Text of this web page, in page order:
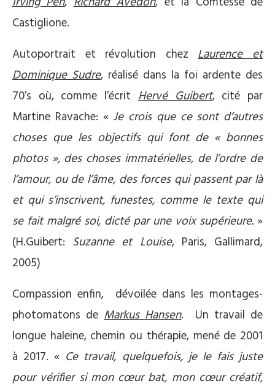
Castiglione.
Autoportrait et révolution chezLaurence et
Dominique Sudre, réalisé dans la foi ardente des
70’s où, comme l’écritHervé Guibert, cité par
Martine Ravache: «Je crois que ce sont d’autres
choses que les objectifs qui font de « bonnes
photos », des choses immatérielles, de l’ordre de
l’amour, ou de l’âme, des forces qui passent par là
et qui s’inscrivent, funestes, comme le texte qui
se fait malgré soi, dicté par une voix supérieure. »
(H.Guibert: Suzanne et Louise, Paris, Gallimard,
2005)
Compassion enfin, dévoilée dans les montages-
photomatons deMarkus Hansen. Un travail de
longue haleine, chemin ou thérapie, mené de 2001
à 2017. « Ce travail, quelquefois, je le fais juste
pour vérifier si mon cœur bat, mon cœur créatif,